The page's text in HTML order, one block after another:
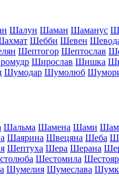
Шалун Шаман Шаманус
Шебби Шевен
Шептогор Шептослав
Широслав Шишка
Шумодар Шумолюб
Шальма Шамена Шами
Шаярина Швецяна Шеба
Шептуха Шера Шерана
Шестомила
Шумелия Шумеслава